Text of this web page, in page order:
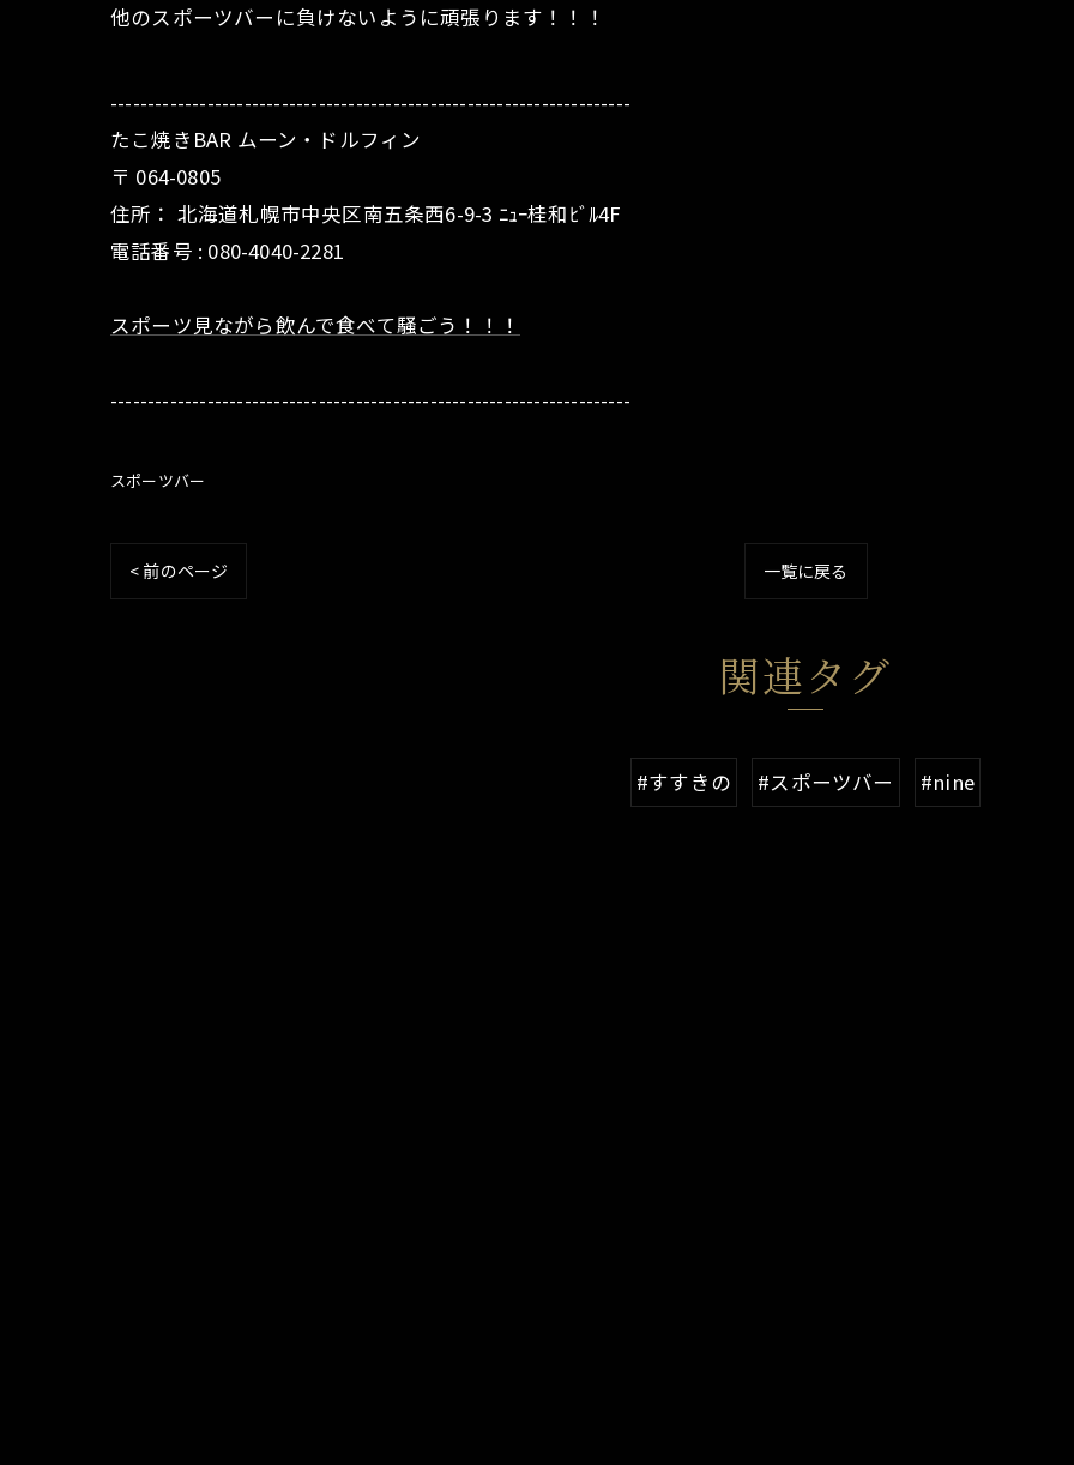
他のスポーツバーに負けないように頑張ります！！！
----------------------------------------------------------------------
たこ焼きBAR ムーン・ドルフィン
〒 064-0805
住所： 北海道札幌市中央区南五条西6-9-3 ﾆｭｰ桂和ﾋﾞﾙ4F
電話番号 : 080-4040-2281
スポーツ見ながら飲んで食べて騒ごう！！！
----------------------------------------------------------------------
スポーツバー
< 前のページ 一覧に戻る
関連タグ
#すすきの #スポーツバー #nine